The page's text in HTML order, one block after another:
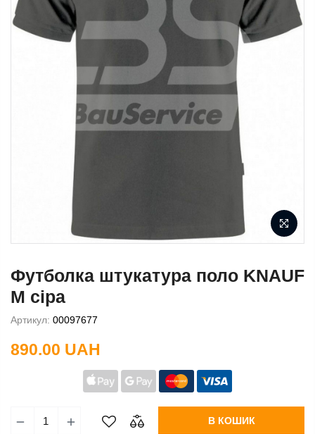
Футболка штукатура поло KNAUF
М сіра
Артикул: 00097677
890.00 UAH
В КОШИК